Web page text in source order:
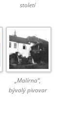
století
„Malírna“,
bývalý pivovar